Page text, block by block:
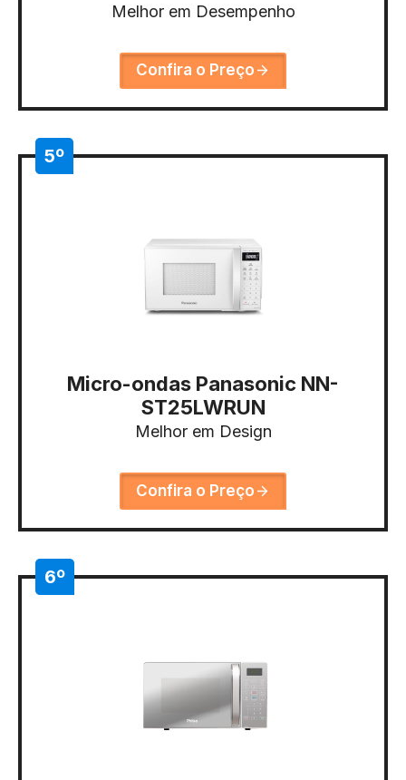
Melhor em Desempenho
Confira o Preço
5º
Micro-ondas Panasonic NN-
ST25LWRUN
Melhor em Design
Confira o Preço
6º